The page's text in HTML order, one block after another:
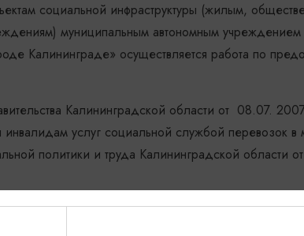
социальной инфраструктуры (жилым,
муниципальным автономным учреждением
Калининграде» осуществляется работа по
Калининградской области от 08.07.
услуг социальной службой перевозок в
политики и труда Калининградской